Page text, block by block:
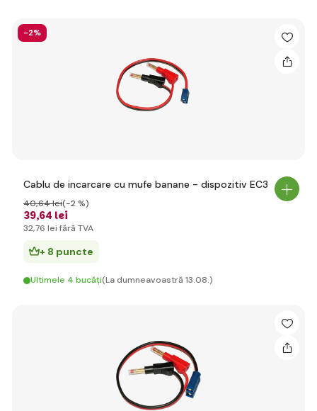
-2%
Cablu de incarcare cu mufe banane - dispozitiv EC3
39,64 lei
40,64 lei(-2 %)
32,76 lei fără TVA
+ 8 puncte
Ultimele 4 bucăți(La dumneavoastră 13.08.)